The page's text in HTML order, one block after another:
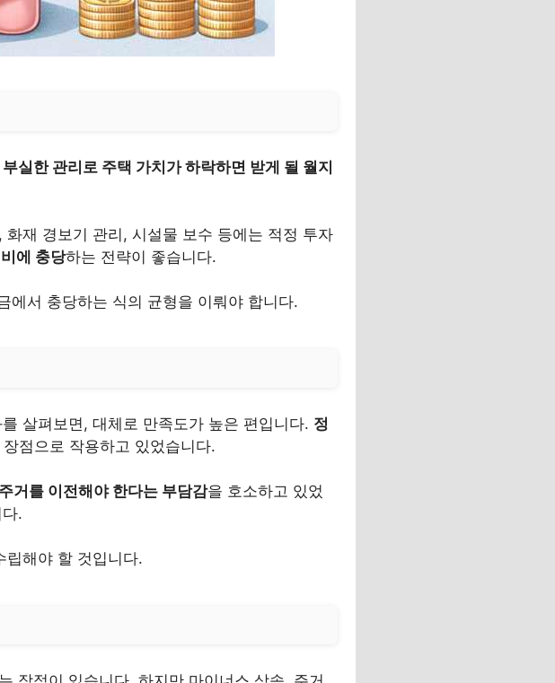
부실한 관리로 주택 가치가 하락하면 받게 될 월지
재 경보기 관리, 시설물 보수 등에는 적정 투자
에 충당하는 전략이 좋습니다.
에서 충당하는 식의 균형을 이뤄야 합니다.
살펴보면, 대체로 만족도가 높은 편입니다. 정
장점으로 작용하고 있었습니다.
거를 이전해야 한다는 부담감을 호소하고 있었
.
립해야 할 것입니다.